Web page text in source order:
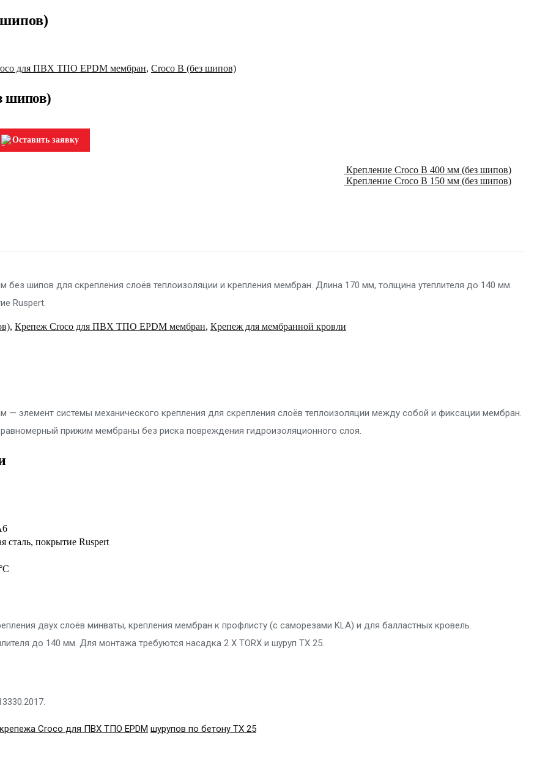
шипов)
для ПВХ ТПО EPDM мембран, Croco B (без шипов)
шипов)
Оставить заявку
Крепление Croco B 400 мм (без шипов)
Крепление Croco B 150 мм (без шипов)
без шипов для скрепления слоёв теплоизоляции и крепления мембран. Длина 170 мм, толщина утеплителя до 140 мм.
Ruspert.
, Крепеж Croco для ПВХ ТПО EPDM мембран, Крепеж для мембранной кровли
— элемент системы механического крепления для скрепления слоёв теплоизоляции между собой и фиксации мембран.
равномерный прижим мембраны без риска повреждения гидроизоляционного слоя.
сталь, покрытие Ruspert
двух слоёв минваты, крепления мембран к профлисту (с саморезами KLA) и для балластных кровель.
до 140 мм. Для монтажа требуются насадка 2 X TORX и шуруп TX 25.
крепежа Croco для ПВХ ТПО EPDM шурупов по бетону TX 25